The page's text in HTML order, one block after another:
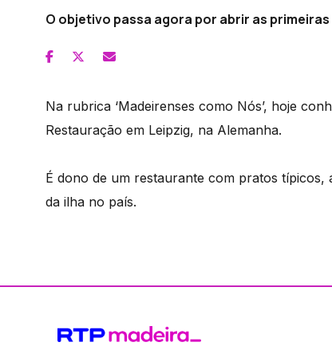
O objetivo passa agora por abrir as
Na rubrica ‘Madeirenses como Nós’, hoje
Restauração em Leipzig, na Alemanha.
É dono de um restaurante com pratos típicos,
da ilha no país.